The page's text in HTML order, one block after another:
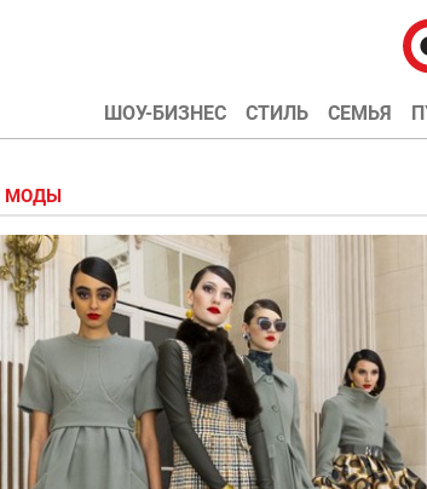
ШОУ-БИЗНЕС СТИЛЬ СЕМЬЯ
МОДЫ